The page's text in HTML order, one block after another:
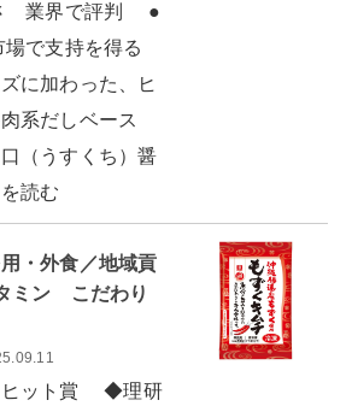
業界で評判 ●
で支持を得る
に加わった、ヒ
系だしベース
（うすくち）醤
読む
・外食／地域貢
ミン こだわり
ット賞 ◆理研